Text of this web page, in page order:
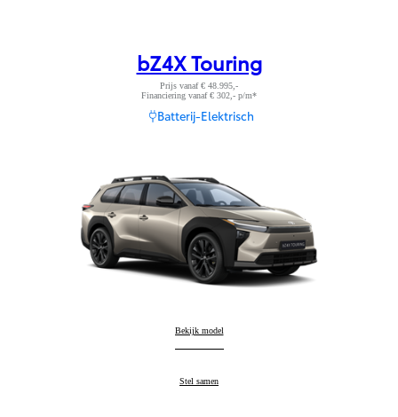
bZ4X Touring
Prijs vanaf € 48.995,-
Financiering vanaf € 302,- p/m*
Batterij-Elektrisch
bZ4X Touring
Bekijk model
bZ4X Touring
Stel samen